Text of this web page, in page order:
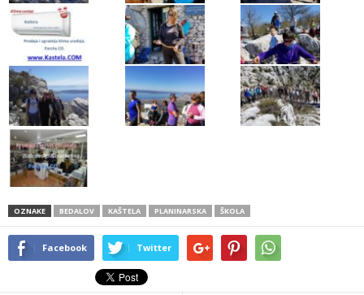
OZNAKE BEDALOV KAŠTELA PLANINARSKA ŠKOLA
Facebook Twitter